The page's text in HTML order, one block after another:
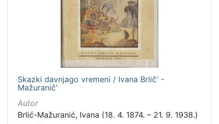
Skazki davnjago vremeni / Ivana Brlič' -
Mažuranič'
Autor
Brlić-Mažuranić, Ivana (18. 4. 1874. – 21. 9. 1938.)